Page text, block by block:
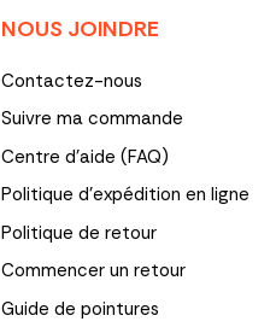
NOUS JOINDRE
Contactez-nous
Suivre ma commande
Centre d'aide (FAQ)
Politique d’expédition en ligne
Politique de retour
Commencer un retour
Guide de pointures